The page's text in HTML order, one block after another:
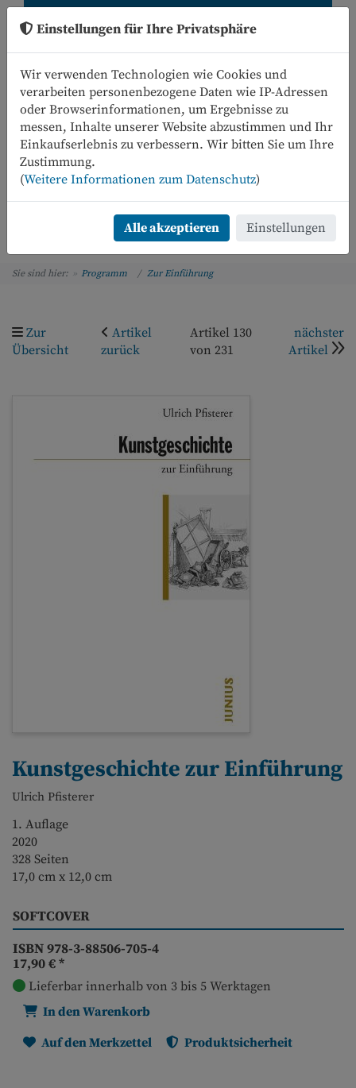
Einstellungen für Ihre Privatsphäre
Wir verwenden Technologien wie Cookies und
verarbeiten personenbezogene Daten wie IP-Adressen
oder Browserinformationen, um Ergebnisse zu
messen, Inhalte unserer Website abzustimmen und Ihr
Einkaufserlebnis zu verbessern. Wir bitten Sie um Ihre
Zustimmung.
(Weitere Informationen zum Datenschutz)
Alle akzeptieren Einstellungen
0
Menü
Sie sind hier: Programm Zur Einführung
Zur
Übersicht
Artikel
zurück
Artikel 130
von 231
nächster
Artikel
Kunstgeschichte zur Einführung
Ulrich Pfisterer
1. Auflage
2020
328 Seiten
17,0 cm x 12,0 cm
SOFTCOVER
ISBN 978-3-88506-705-4
17,90 €*
Lieferbar innerhalb von 3 bis 5 Werktagen
In den Warenkorb
Auf den Merkzettel
Produktsicherheit